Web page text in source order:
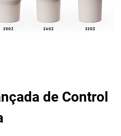
de Control